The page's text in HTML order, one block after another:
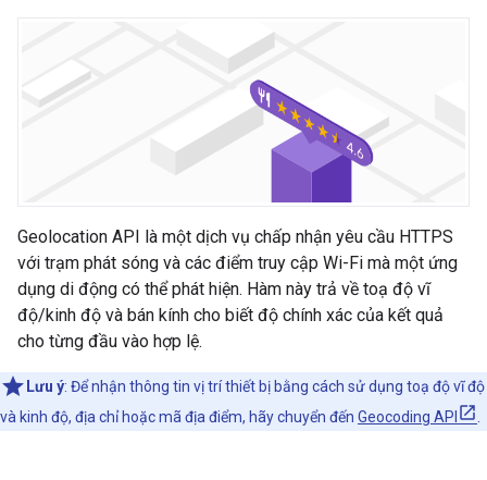
Geolocation API là một dịch vụ chấp nhận yêu cầu HTTPS
với trạm phát sóng và các điểm truy cập Wi-Fi mà một ứng
dụng di động có thể phát hiện. Hàm này trả về toạ độ vĩ
độ/kinh độ và bán kính cho biết độ chính xác của kết quả
cho từng đầu vào hợp lệ.
Lưu ý: Để nhận thông tin vị trí thiết bị bằng cách sử dụng toạ độ vĩ độ
và kinh độ, địa chỉ hoặc mã địa điểm, hãy chuyển đến Geocoding API .